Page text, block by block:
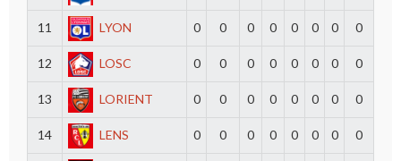
11 LYON 0 0 0 0 0 0 0 0
12 LOSC 0 0 0 0 0 0 0 0
13 LORIENT 0 0 0 0 0 0 0 0
14 LENS 0 0 0 0 0 0 0 0